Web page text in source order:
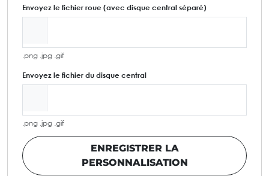
Envoyez le fichier roue (avec disque central séparé)
.png .jpg .gif
Envoyez le fichier du disque central
.png .jpg .gif
ENREGISTRER LA
PERSONNALISATION